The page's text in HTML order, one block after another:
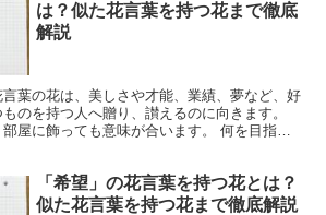
は？似た花言葉を持つ花まで徹底
解説
言葉の花は、美しさや才能、業績、夢など、好
のを持つ人へ贈り、讃えるのに向きます。
屋に飾っても意味が合います。 何を目指す
「希望」の花言葉を持つ花とは？
似た花言葉を持つ花まで徹底解説